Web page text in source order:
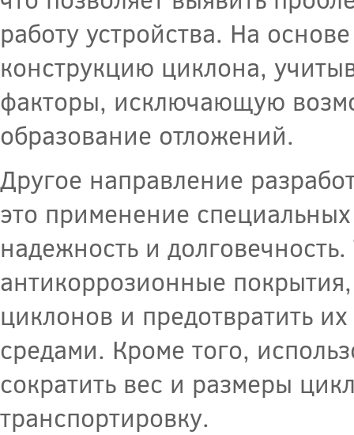
работу устройства. На
конструкцию циклона,
факторы, исключающую
образование отложений.
Другое направление
это применение
надежность и
антикоррозионные
циклонов и предотвратить
средами. Кроме того,
сократить вес и размеры
транспортировку.